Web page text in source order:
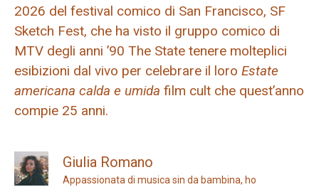
2026 del festival comico di San Francisco, SF
Sketch Fest, che ha visto il gruppo comico di
MTV degli anni ’90 The State tenere molteplici
esibizioni dal vivo per celebrare il loro Estate
americana calda e umida film cult che quest’anno
compie 25 anni.
Giulia Romano
Appassionata di musica sin da bambina, ho